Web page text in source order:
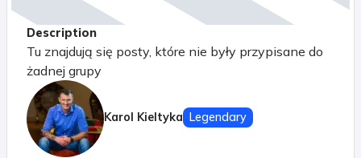
Description
Tu znajdują się posty, które nie były przypisane do
żadnej grupy
Karol Kieltyka Legendary